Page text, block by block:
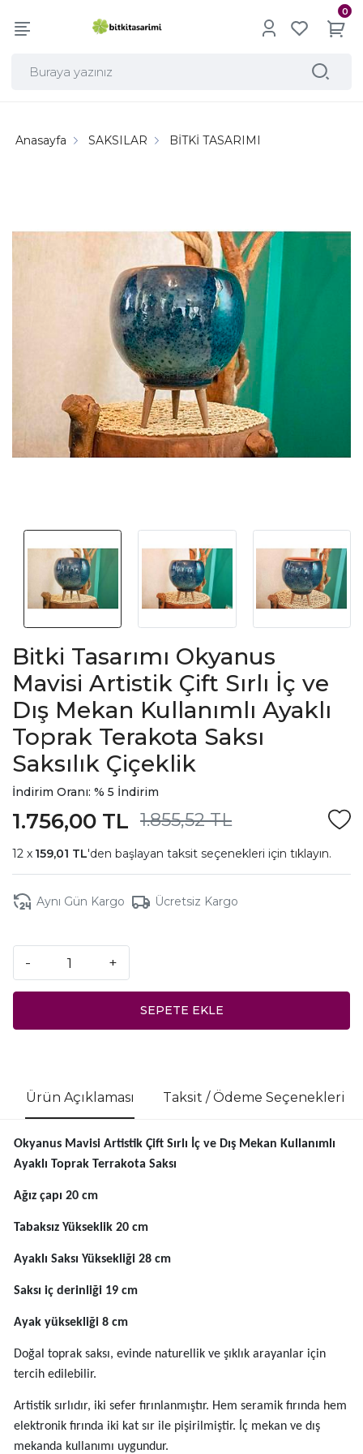
0
Anasayfa SAKSILAR BİTKİ TASARIMI
Bitki Tasarımı Okyanus
Mavisi Artistik Çift Sırlı İç ve
Dış Mekan Kullanımlı Ayaklı
Toprak Terakota Saksı
Saksılık Çiçeklik
İndirim Oranı: % 5 İndirim
1.855,52 TL
1.756,00 TL
159,01 TL'den başlayan taksit seçenekleri için tıklayın.
Aynı Gün Kargo Ücretsiz Kargo
- +
SEPETE EKLE
Ürün Açıklaması Taksit / Ödeme Seçenekleri
Okyanus Mavisi Artistik Çift Sırlı İç ve Dış Mekan Kullanımlı
Ayaklı Toprak Terrakota Saksı
Ağız çapı 20 cm
Tabaksız Yükseklik 20 cm
Ayaklı Saksı Yüksekliği 28 cm
Saksı iç derinliği 19 cm
Ayak yüksekliği 8 cm
Doğal toprak saksı, evinde naturellik ve şıklık arayanlar için
tercih edilebilir.
Artistik sırlıdır, iki sefer fırınlanmıştır. Hem seramik fırında hem
elektronik fırında iki kat sır ile pişirilmiştir. İç mekan ve dış
mekanda kullanımı uygundur.